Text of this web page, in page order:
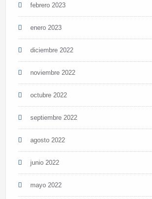
febrero 2023
enero 2023
diciembre 2022
noviembre 2022
octubre 2022
septiembre 2022
agosto 2022
junio 2022
mayo 2022